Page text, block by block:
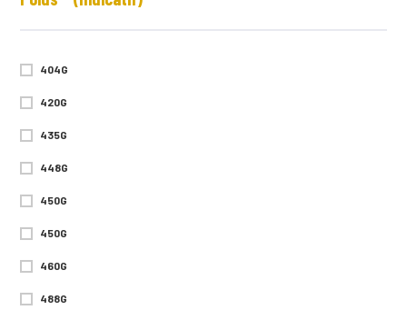
404G
420G
435G
448G
450G
450G
460G
488G